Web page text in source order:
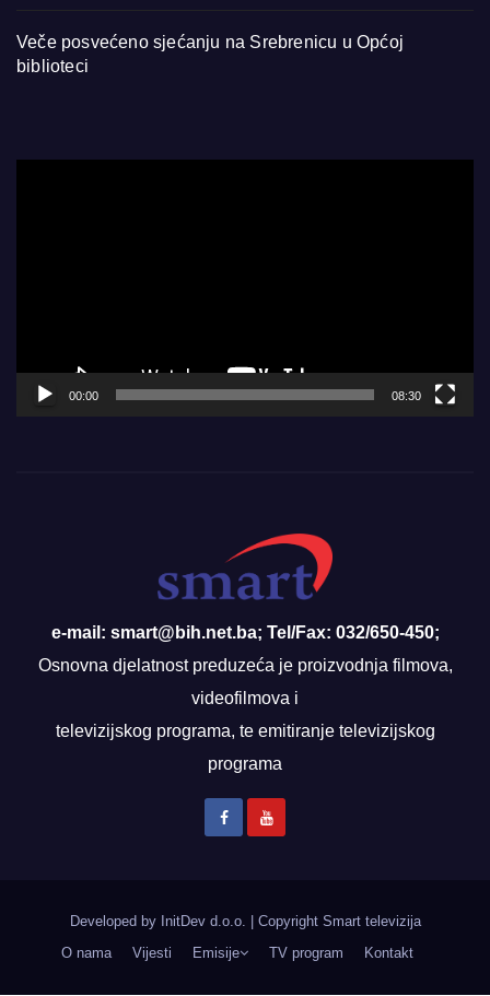
Veče posvećeno sjećanju na Srebrenicu u Općoj
biblioteci
00:00 08:30
e-mail: smart@bih.net.ba; Tel/Fax: 032/650-450;
Osnovna djelatnost preduzeća je proizvodnja filmova,
videofilmova i
televizijskog programa, te emitiranje televizijskog
programa
Developed by InitDev d.o.o.
Copyright Smart televizija
O nama
Vijesti Emisije TV program Kontakt